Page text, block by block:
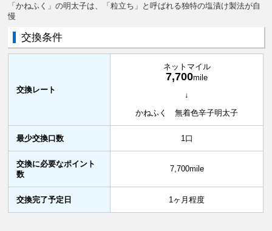
「かねふく」の明太子は、「粒立ち」と呼ばれる独特の塩漬け製法が自
慢
交換条件
交換レート
ネットマイル
7,700mile
↓
かねふく 無着色辛子明太子
最少交換口数 1口
交換に必要なポイント
数
7,700mile
交換完了予定日 1ヶ月程度